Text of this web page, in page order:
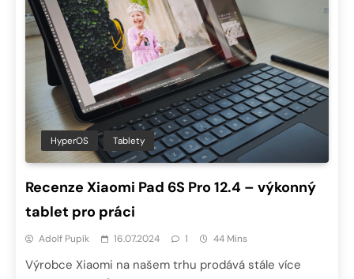
HyperOS Tablety
Recenze Xiaomi Pad 6S Pro 12.4 – výkonný
tablet pro práci
Adolf Pupík 16.07.2024 1 44 Mins
Výrobce Xiaomi na našem trhu prodává stále více